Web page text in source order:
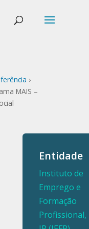
›
MAIS –
Entidade
Instituto de
Emprego e
Formação
Profissional,